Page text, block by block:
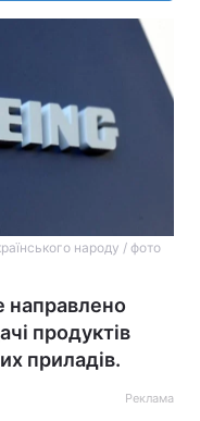
народу / фото
направлено
продуктів
приладів.
Реклама